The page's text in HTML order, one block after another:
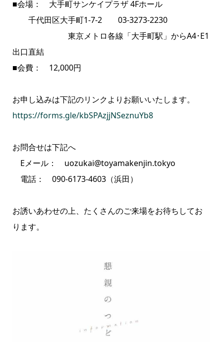
■会場： 大手町サンケイプラザ 4Fホール
千代田区大手町1-7-2 03-3273-2230
東京メトロ各線「大手町駅」からA4･E1
出口直結
■会費： 12,000円
お申し込みは下記のリンクよりお願いいたします。
https://forms.gle/kbSPAzjjNSeznuYb8
お問合せは下記へ
Eメール： uozukai@toyamakenjin.tokyo
電話： 090-6173-4603（浜田）
お誘いあわせの上、たくさんのご来場をお待ちしてお
ります。